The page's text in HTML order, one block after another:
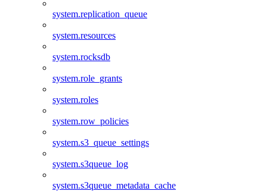
system.replication_queue
system.resources
system.rocksdb
system.role_grants
system.roles
system.row_policies
system.s3_queue_settings
system.s3queue_log
system.s3queue_metadata_cache